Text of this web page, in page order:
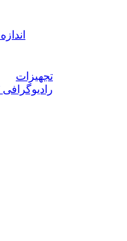
تجهیزات
رادیوگرافی RT